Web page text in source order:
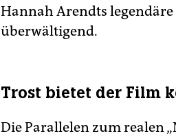
Hannah Arendts
überwältigend.
Trost bietet der Film
Die Parallelen zum realen